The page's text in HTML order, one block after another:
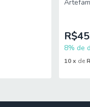
sustentação para o
8% de
10 x de